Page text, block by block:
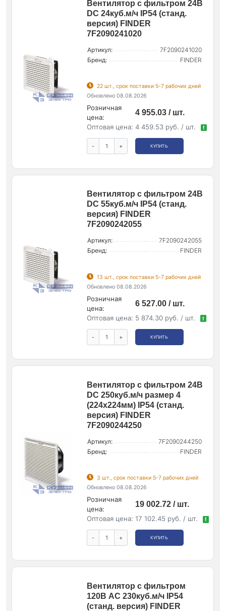
Вентилятор с фильтром 24В
DC 24куб.м/ч IP54 (станд.
версия) FINDER
7F2090241020
Артикул:
7F2090241020
Бренд:
FINDER
22 шт., срок поставки 5-7 рабочих дней
Обновлено 08.08.2026
Розничная
цена:
4 955.03 / шт.
Оптовая цена: 4 459.53 руб. / шт. !
- + КУПИТЬ
Вентилятор с фильтром 24В
DC 55куб.м/ч IP54 (станд.
версия) FINDER
7F2090242055
Артикул:
7F2090242055
Бренд:
FINDER
13 шт., срок поставки 5-7 рабочих дней
Обновлено 08.08.2026
Розничная
цена:
6 527.00 / шт.
Оптовая цена: 5 874.30 руб. / шт. !
- + КУПИТЬ
Вентилятор с фильтром 24В
DC 250куб.м/ч размер 4
(224х224мм) IP54 (станд.
версия) FINDER
7F2090244250
Артикул:
7F2090244250
Бренд:
FINDER
3 шт., срок поставки 5-7 рабочих дней
Обновлено 08.08.2026
Розничная
цена:
19 002.72 / шт.
Оптовая цена: 17 102.45 руб. / шт. !
- + КУПИТЬ
Вентилятор с фильтром
120В AC 230куб.м/ч IP54
(станд. версия) FINDER